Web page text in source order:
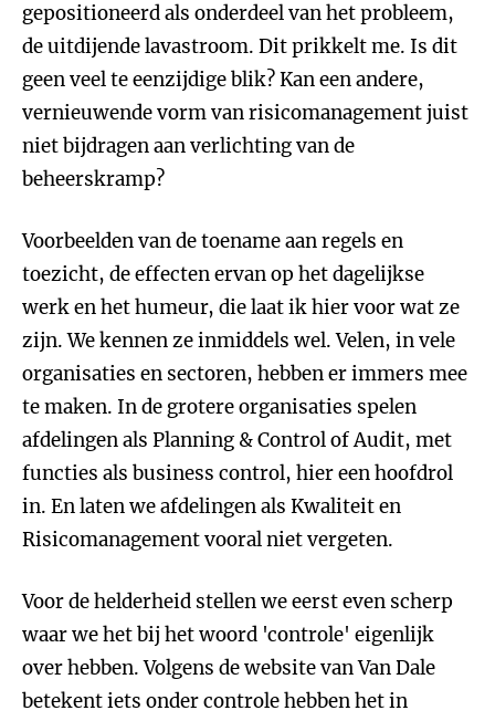
gepositioneerd als onderdeel van het probleem,
de uitdijende lavastroom. Dit prikkelt me. Is dit
geen veel te eenzijdige blik? Kan een andere,
vernieuwende vorm van risicomanagement juist
niet bijdragen aan verlichting van de
beheerskramp?
Voorbeelden van de toename aan regels en
toezicht, de effecten ervan op het dagelijkse
werk en het humeur, die laat ik hier voor wat ze
zijn. We kennen ze inmiddels wel. Velen, in vele
organisaties en sectoren, hebben er immers mee
te maken. In de grotere organisaties spelen
afdelingen als Planning & Control of Audit, met
functies als business control, hier een hoofdrol
in. En laten we afdelingen als Kwaliteit en
Risicomanagement vooral niet vergeten.
Voor de helderheid stellen we eerst even scherp
waar we het bij het woord 'controle' eigenlijk
over hebben. Volgens de website van Van Dale
betekent iets onder controle hebben het in